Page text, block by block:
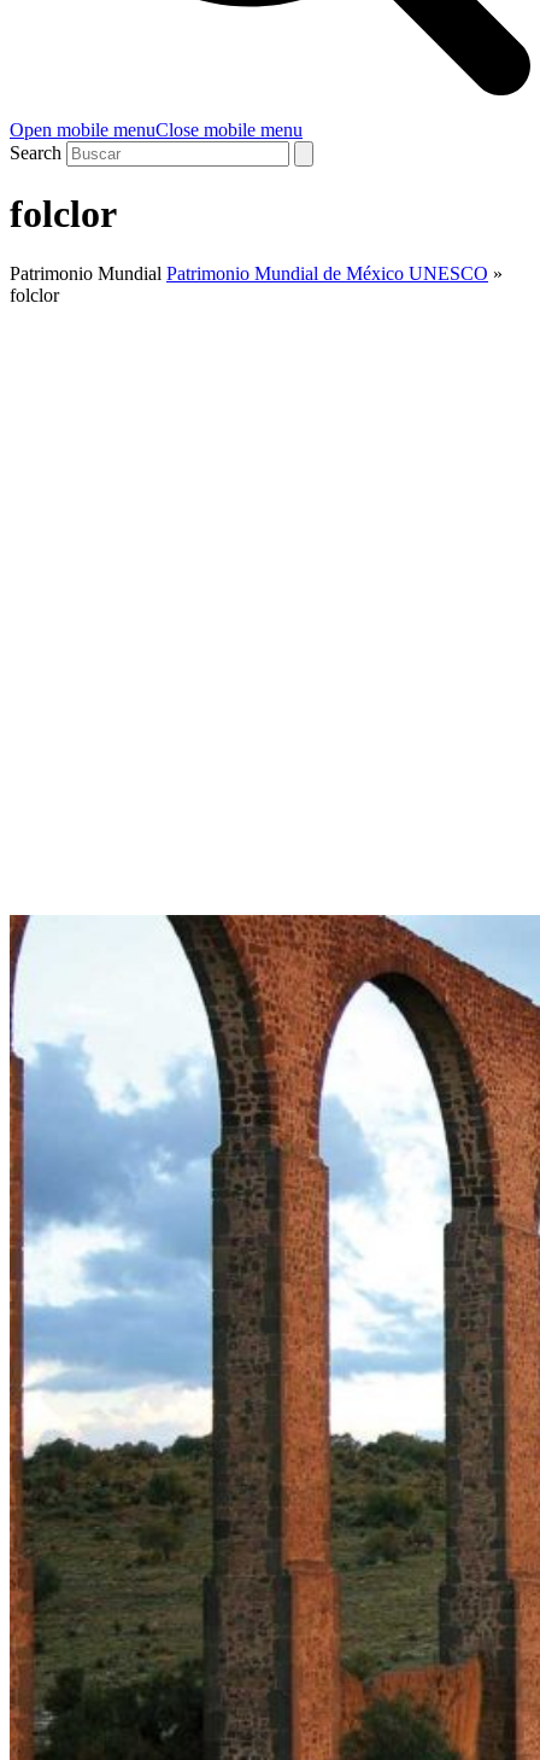
Open mobile menuClose mobile menu
Search
folclor
Patrimonio Mundial Patrimonio Mundial de México UNESCO »
folclor